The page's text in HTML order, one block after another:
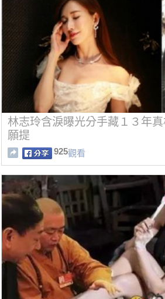
林志玲含淚曝光分手藏１３年
願提
925觀看